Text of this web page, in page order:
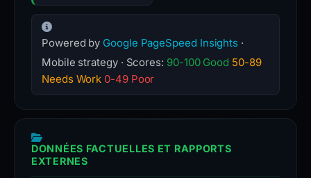
Powered by Google PageSpeed Insights ·
Mobile strategy · Scores: 90-100 Good 50-89
Needs Work 0-49 Poor
DONNÉES FACTUELLES ET RAPPORTS
EXTERNES